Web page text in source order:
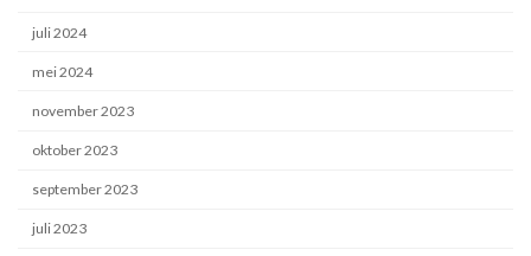
juli 2024
mei 2024
november 2023
oktober 2023
september 2023
juli 2023